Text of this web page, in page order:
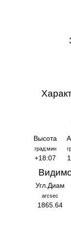
Высота
град:мин
+18:07
Угл.Диам
arcsec
1865.64